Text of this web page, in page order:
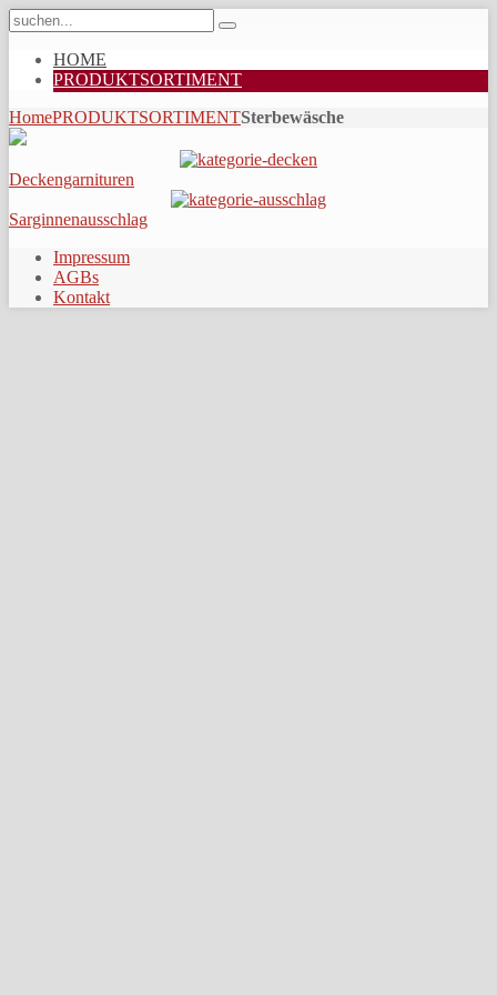
HOME
PRODUKTSORTIMENT
HomePRODUKTSORTIMENTSterbewäsche
Deckengarnituren
Sarginnenausschlag
Impressum
AGBs
Kontakt